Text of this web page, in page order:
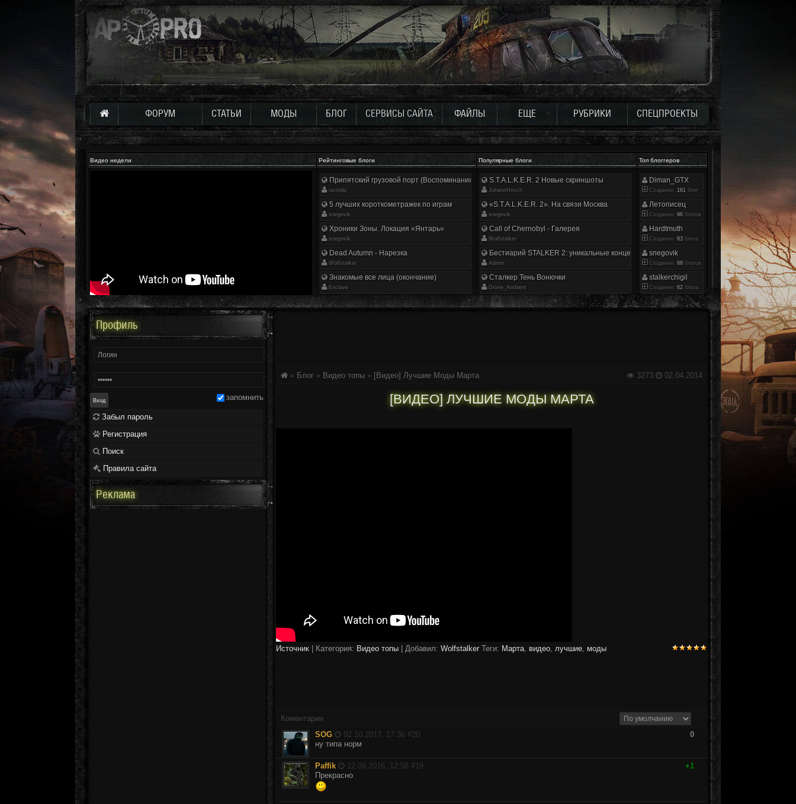
ФОРУМ СТАТЬИ МОДЫ БЛОГ СЕРВИСЫ САЙТА ФАЙЛЫ ЕЩЕ РУБРИКИ СПЕЦПРОЕКТЫ
Видео недели Рейтинговые блоги Популярные блоги Топ блоггеров
Припятский грузовой порт (Воспоминания ликвидатора)
racindp
5 лучших короткометражек по играм
snegovik
Хроники Зоны. Локация «Янтарь»
snegovik
Dead Autumn - Нарезка
Wolfstalker
Знакомые все лица (окончание)
Enclave
S.T.A.L.K.E.R. 2 Новые скриншоты
JohannHirsch
«S.T.A.L.K.E.R. 2». На связи Москва
snegovik
Call of Chernobyl - Галерея
Wolfstalker
Бестиарий STALKER 2: уникальные концепт-арты
Аdmin
Сталкер Тень Вонючки
Drone_Ambient
Diman_GTX
Созданно: 161 блог
Летописец
Созданно: 96 блогов
Hardtmuth
Созданно: 83 блога
snegovik
Созданно: 68 блогов
stalkerchigil
Созданно: 62 блога
3273 02.04.2014
» Блог » Видео топы » [Видео] Лучшие Моды Марта
[ВИДЕО] ЛУЧШИЕ МОДЫ МАРТА
Источник Категория: Видео топы | Добавил: Wolfstalker Теги: Марта, видео, лучшие, моды
Коментарии
SOG
02.10.2017, 17:36 #20
0
ну типа норм
Paffik 12.09.2016, 12:58 #19
+1
Прекрасно
Профиль
запомнить
Забыл пароль
Регистрация
Поиск
Правила сайта
Реклама